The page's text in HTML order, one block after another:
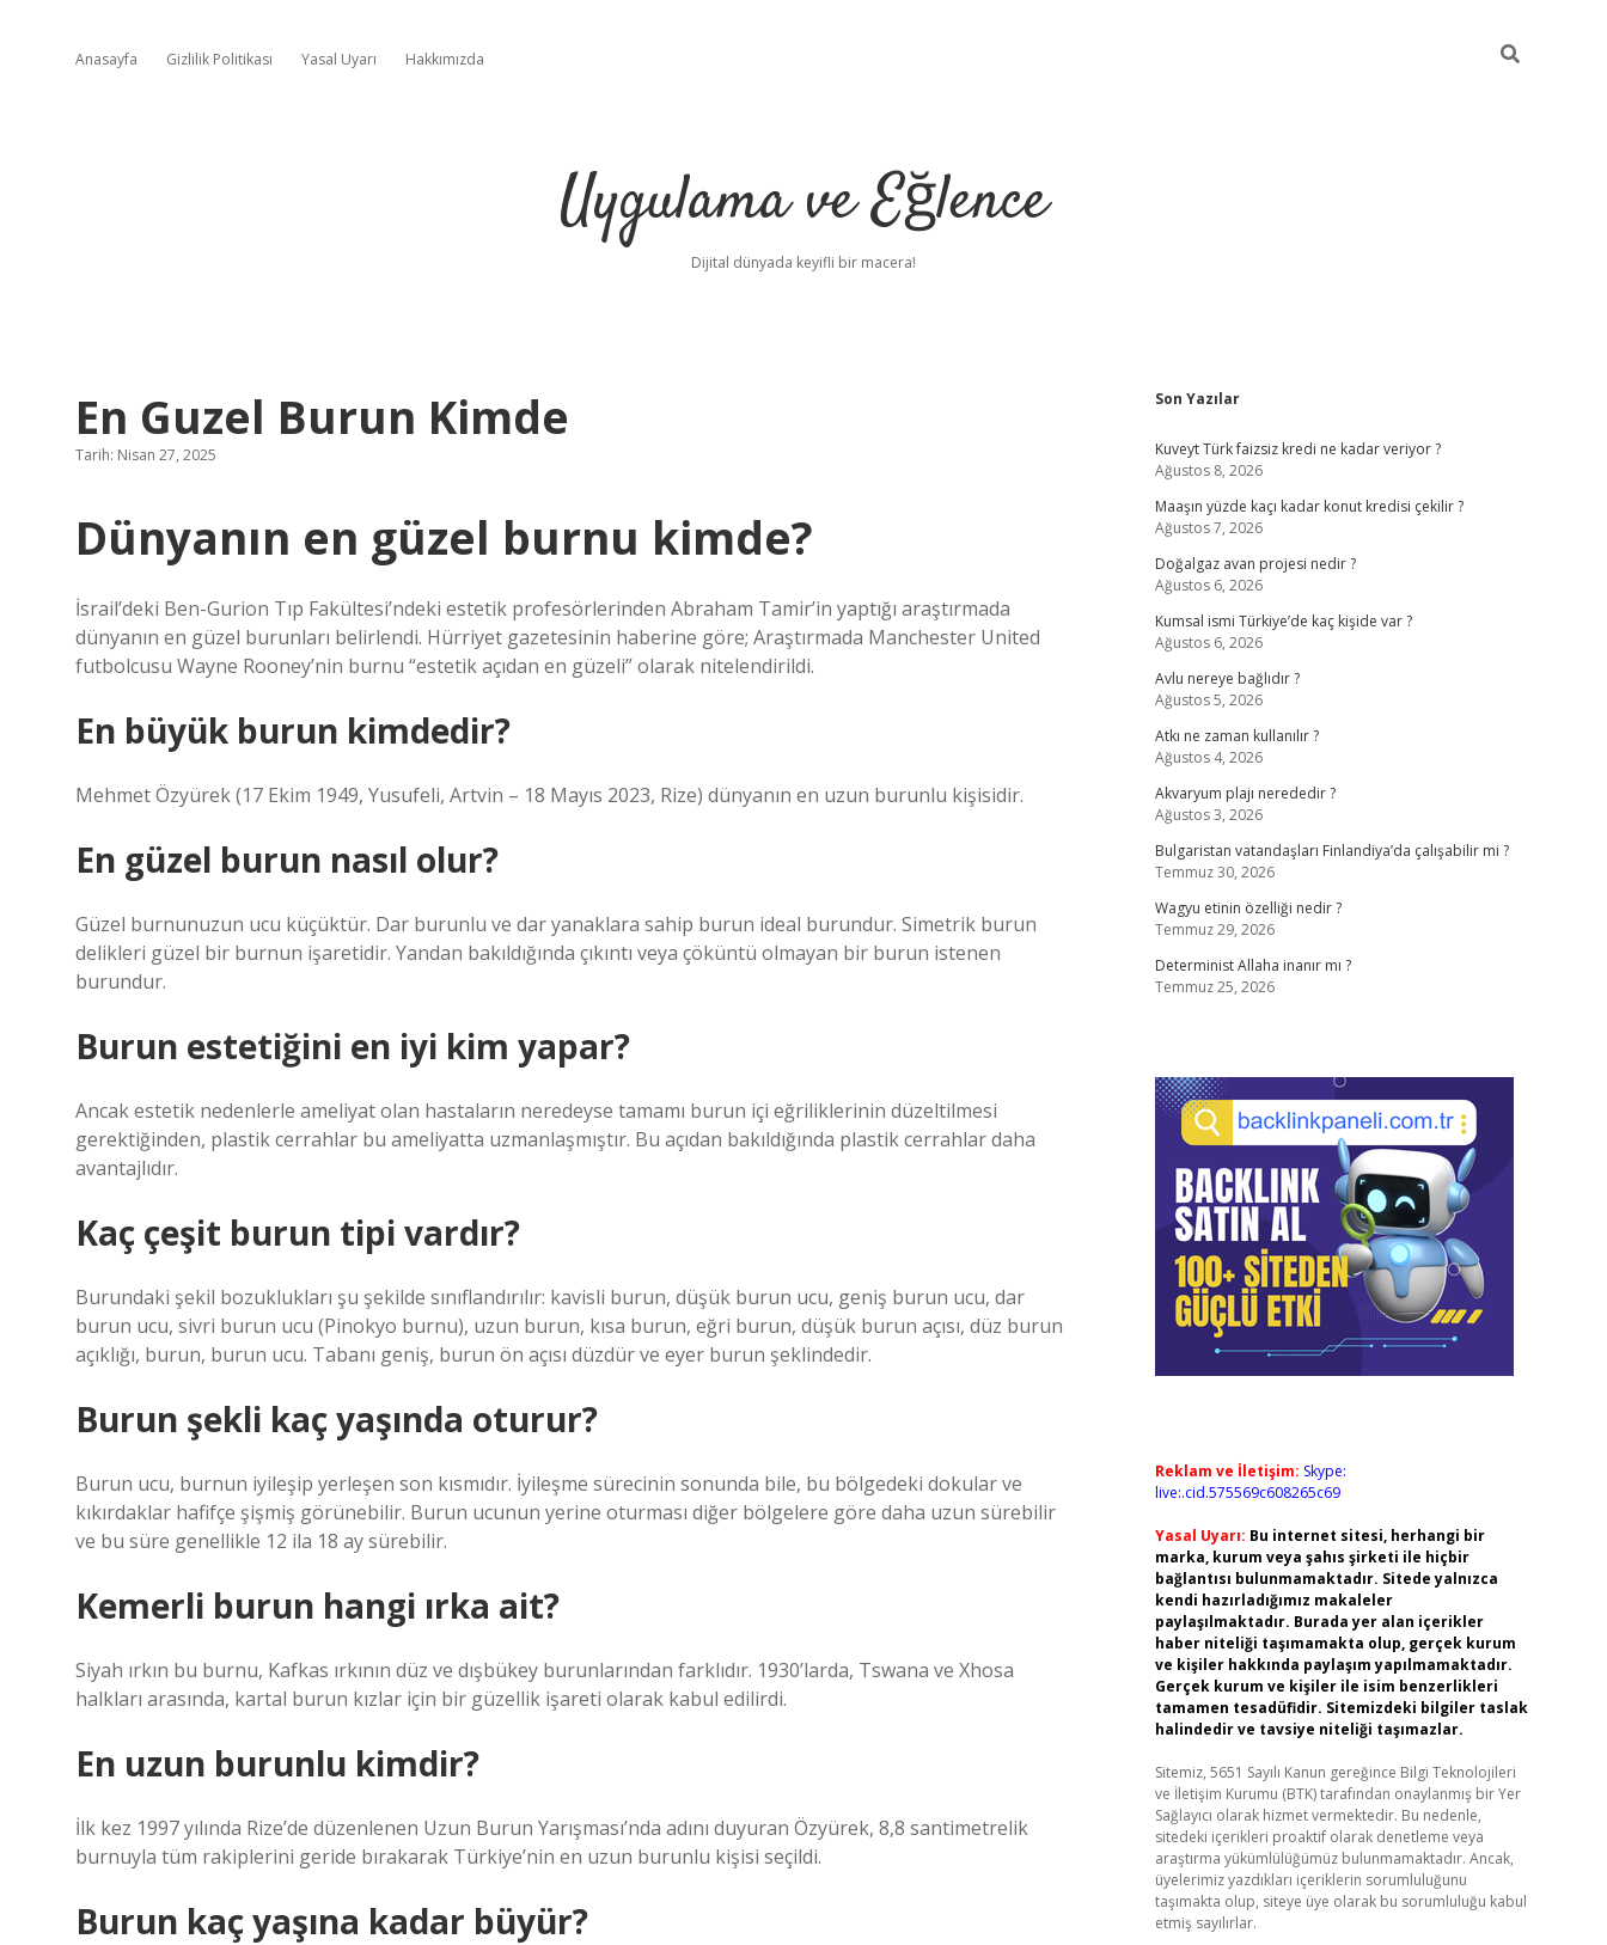
Anasayfa Gizlilik Politikası Yasal Uyarı Hakkımızda
Uygulama ve Eğlence
Dijital dünyada keyifli bir macera!
En Guzel Burun Kimde
Tarih: Nisan 27, 2025
Dünyanın en güzel burnu kimde?
İsrail’deki Ben-Gurion Tıp Fakültesi’ndeki estetik profesörlerinden Abraham Tamir’in yaptığı araştırmada
dünyanın en güzel burunları belirlendi. Hürriyet gazetesinin haberine göre; Araştırmada Manchester United
futbolcusu Wayne Rooney’nin burnu “estetik açıdan en güzeli” olarak nitelendirildi.
En büyük burun kimdedir?
Mehmet Özyürek (17 Ekim 1949, Yusufeli, Artvin – 18 Mayıs 2023, Rize) dünyanın en uzun burunlu kişisidir.
En güzel burun nasıl olur?
Güzel burnunuzun ucu küçüktür. Dar burunlu ve dar yanaklara sahip burun ideal burundur. Simetrik burun
delikleri güzel bir burnun işaretidir. Yandan bakıldığında çıkıntı veya çöküntü olmayan bir burun istenen
burundur.
Burun estetiğini en iyi kim yapar?
Ancak estetik nedenlerle ameliyat olan hastaların neredeyse tamamı burun içi eğriliklerinin düzeltilmesi
gerektiğinden, plastik cerrahlar bu ameliyatta uzmanlaşmıştır. Bu açıdan bakıldığında plastik cerrahlar daha
avantajlıdır.
Kaç çeşit burun tipi vardır?
Burundaki şekil bozuklukları şu şekilde sınıflandırılır: kavisli burun, düşük burun ucu, geniş burun ucu, dar
burun ucu, sivri burun ucu (Pinokyo burnu), uzun burun, kısa burun, eğri burun, düşük burun açısı, düz burun
açıklığı, burun, burun ucu. Tabanı geniş, burun ön açısı düzdür ve eyer burun şeklindedir.
Burun şekli kaç yaşında oturur?
Burun ucu, burnun iyileşip yerleşen son kısmıdır. İyileşme sürecinin sonunda bile, bu bölgedeki dokular ve
kıkırdaklar hafifçe şişmiş görünebilir. Burun ucunun yerine oturması diğer bölgelere göre daha uzun sürebilir
ve bu süre genellikle 12 ila 18 ay sürebilir.
Kemerli burun hangi ırka ait?
Siyah ırkın bu burnu, Kafkas ırkının düz ve dışbükey burunlarından farklıdır. 1930’larda, Tswana ve Xhosa
halkları arasında, kartal burun kızlar için bir güzellik işareti olarak kabul edilirdi.
En uzun burunlu kimdir?
İlk kez 1997 yılında Rize’de düzenlenen Uzun Burun Yarışması’nda adını duyuran Özyürek, 8,8 santimetrelik
burnuyla tüm rakiplerini geride bırakarak Türkiye’nin en uzun burunlu kişisi seçildi.
Burun kaç yaşına kadar büyür?
Sidebar
Son Yazılar
Kuveyt Türk faizsiz kredi ne kadar veriyor ?
Ağustos 8, 2026
Maaşın yüzde kaçı kadar konut kredisi çekilir ?
Ağustos 7, 2026
Doğalgaz avan projesi nedir ?
Ağustos 6, 2026
Kumsal ismi Türkiye’de kaç kişide var ?
Ağustos 6, 2026
Avlu nereye bağlıdır ?
Ağustos 5, 2026
Atkı ne zaman kullanılır ?
Ağustos 4, 2026
Akvaryum plajı nerededir ?
Ağustos 3, 2026
Bulgaristan vatandaşları Finlandiya’da çalışabilir mi ?
Temmuz 30, 2026
Wagyu etinin özelliği nedir ?
Temmuz 29, 2026
Determinist Allaha inanır mı ?
Temmuz 25, 2026
Reklam ve İletişim: Skype:
live:.cid.575569c608265c69
Yasal Uyarı: Bu internet sitesi, herhangi bir
marka, kurum veya şahıs şirketi ile hiçbir
bağlantısı bulunmamaktadır. Sitede yalnızca
kendi hazırladığımız makaleler
paylaşılmaktadır. Burada yer alan içerikler
haber niteliği taşımamakta olup, gerçek kurum
ve kişiler hakkında paylaşım yapılmamaktadır.
Gerçek kurum ve kişiler ile isim benzerlikleri
tamamen tesadüfidir. Sitemizdeki bilgiler taslak
halindedir ve tavsiye niteliği taşımazlar.
Sitemiz, 5651 Sayılı Kanun gereğince Bilgi Teknolojileri
ve İletişim Kurumu (BTK) tarafından onaylanmış bir Yer
Sağlayıcı olarak hizmet vermektedir. Bu nedenle,
sitedeki içerikleri proaktif olarak denetleme veya
araştırma yükümlülüğümüz bulunmamaktadır. Ancak,
üyelerimiz yazdıkları içeriklerin sorumluluğunu
taşımakta olup, siteye üye olarak bu sorumluluğu kabul
etmiş sayılırlar.